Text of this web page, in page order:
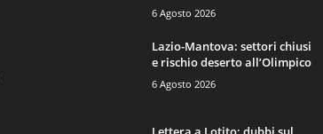
6 Agosto 2026
Lazio-Mantova: settori chiusi
e rischio deserto all’Olimpico
6 Agosto 2026